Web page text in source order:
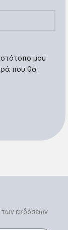
μου
που θα
των εκδόσεων